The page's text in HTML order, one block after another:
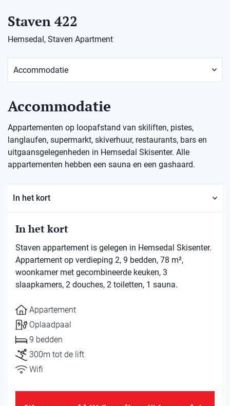
Staven 422
Hemsedal, Staven Apartment
Accommodatie
Appartementen op loopafstand van skiliften, pistes,
langlaufen, supermarkt, skiverhuur, restaurants, bars en
uitgaansgelegenheden in Hemsedal Skisenter. Alle
appartementen hebben een sauna en een gashaard.
In het kort
In het kort
Staven appartement is gelegen in Hemsedal Skisenter.
Appartement op verdieping 2, 9 bedden, 78 m²,
woonkamer met gecombineerde keuken, 3
slaapkamers, 2 douches, 2 toiletten, 1 sauna.
Appartement
Oplaadpaal
9 bedden
300m tot de lift
Wifi